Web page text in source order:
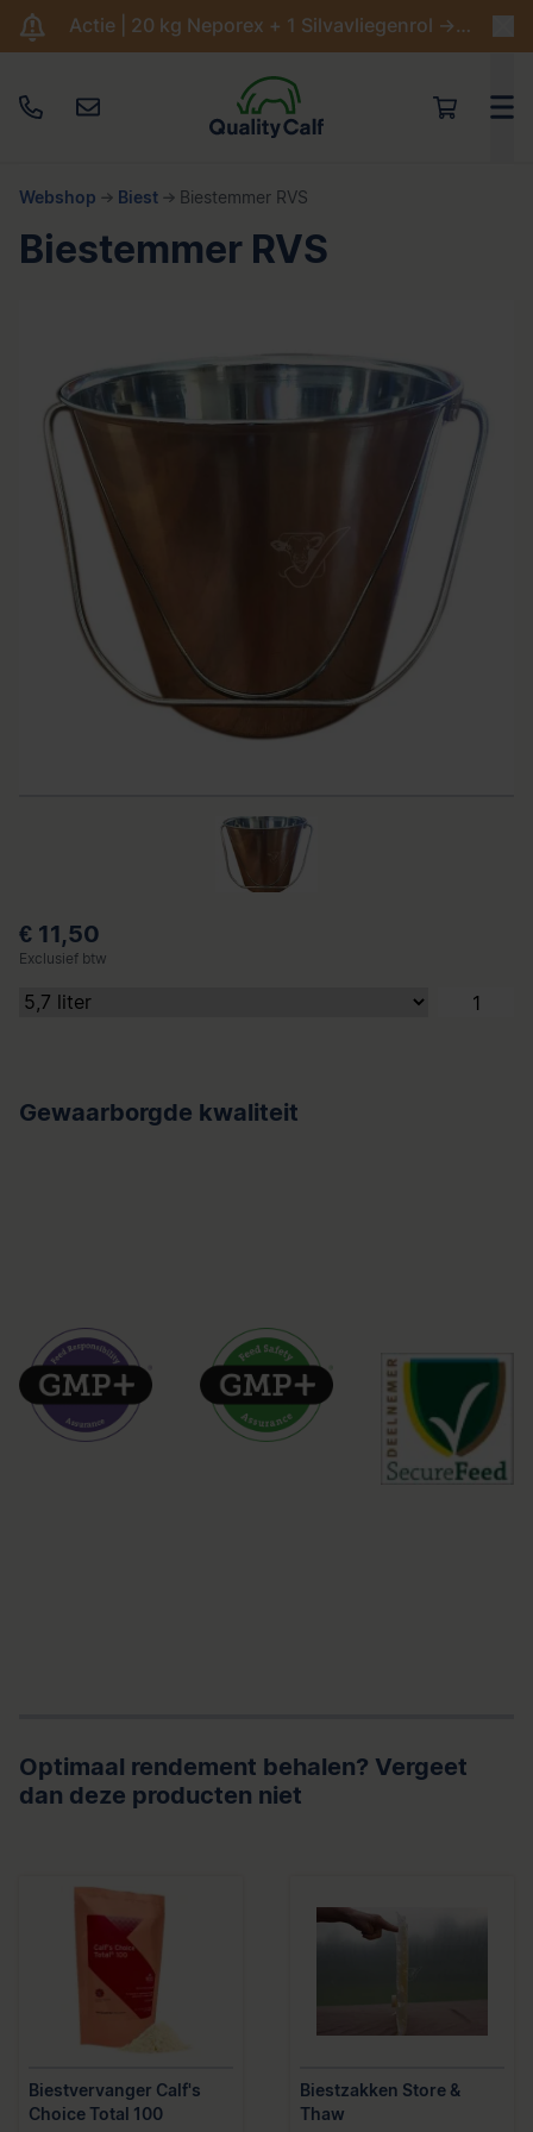
Actie | 20 kg Neporex + 1 Silvavliegenrol -> €204,95
Webshop Biest Biestemmer RVS
Biestemmer RVS
€ 11,50
Exclusief btw
Gewaarborgde kwaliteit
Optimaal rendement behalen? Vergeet
dan deze producten niet
Biestvervanger Calf's
Choice Total 100
Biestzakken Store &
Thaw